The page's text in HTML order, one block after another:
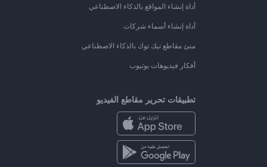
أداة إنشاء المواقع بالذكاء الاصطناعي
أداة إنشاء أسماء شركات
منئ مقاطع تيك توك بالذكاء الاصطناعي
أفكار فيديوهات يوتيوب
تطبيقات تحرير مقاطع الفيديو